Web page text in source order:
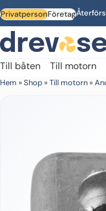
Skip to main content
PrivatpersonFöretag
Till båten
Till motorn
Hem »Shop »Till motorn »